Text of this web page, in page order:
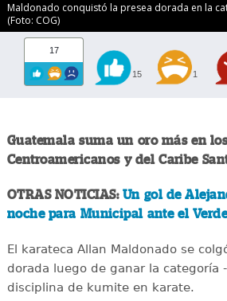
Maldonado conquistó la presea dorada en la
(Foto: COG)
17
15 1
Guatemala suma un oro más en
Centroamericanos y del Caribe
OTRAS NOTICIAS: Un gol de
noche para Municipal ante el
El karateca Allan Maldonado se
dorada luego de ganar la categoría
disciplina de kumite en karate.